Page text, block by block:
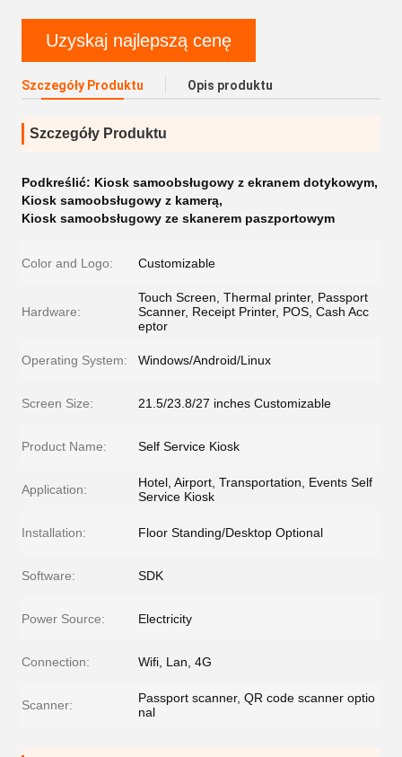
Uzyskaj najlepszą cenę
Szczegóły Produktu Opis produktu
Szczegóły Produktu
Podkreślić: Kiosk samoobsługowy z ekranem dotykowym,
Kiosk samoobsługowy z kamerą,
Kiosk samoobsługowy ze skanerem paszportowym
Color and Logo: Customizable
Hardware:
Touch Screen, Thermal printer, Passport
Scanner, Receipt Printer, POS, Cash Acc
eptor
Operating System: Windows/Android/Linux
Screen Size: 21.5/23.8/27 inches Customizable
Product Name: Self Service Kiosk
Application:
Hotel, Airport, Transportation, Events Self
Service Kiosk
Installation: Floor Standing/Desktop Optional
Software: SDK
Power Source: Electricity
Connection: Wifi, Lan, 4G
Scanner:
Passport scanner, QR code scanner optio
nal